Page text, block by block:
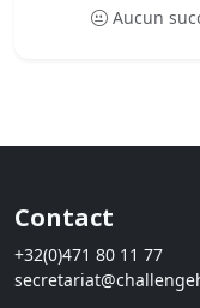
Aucun
Contact
+32(0)471 80 11 77